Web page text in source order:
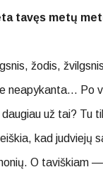
tavęs metų
žodis,
neapykanta…
už tai?
kad judviejų
O taviškiam